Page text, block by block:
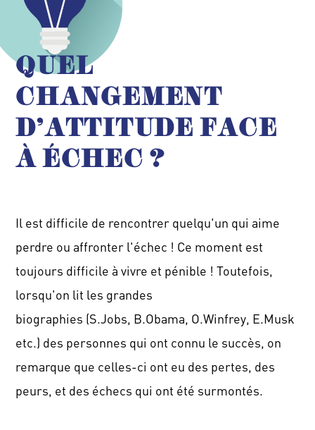
QUEL
CHANGEMENT
D'ATTITUDE FACE
À ÉCHEC ?
Il est difficile de rencontrer quelqu'un qui aime
perdre ou affronter l'échec ! Ce moment est
toujours difficile à vivre et pénible ! Toutefois,
lorsqu'on lit les grandes
biographies (S.Jobs, B.Obama, O.Winfrey, E.Musk
etc.) des personnes qui ont connu le succès, on
remarque que celles-ci ont eu des pertes, des
peurs, et des échecs qui ont été surmontés.